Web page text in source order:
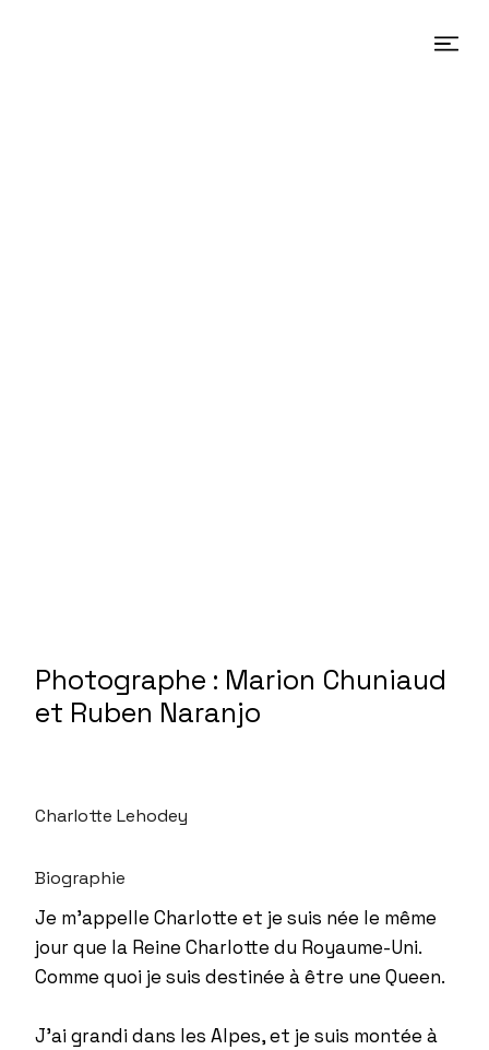
Photographe : Marion Chuniaud
et Ruben Naranjo
Charlotte Lehodey
Biographie
Je m’appelle Charlotte et je suis née le même
jour que la Reine Charlotte du Royaume-Uni.
Comme quoi je suis destinée à être une Queen.
J’ai grandi dans les Alpes, et je suis montée à